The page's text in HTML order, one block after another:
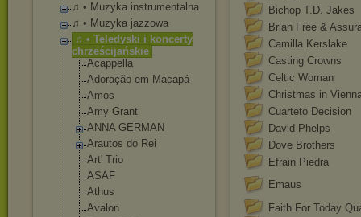
♫ • Muzyka instrumentalna
♫ • Muzyka jazzowa
♫ • Teledyski i koncerty
chrześcijańskie
Acappella
Adoração em Macapá
Amos
Amy Grant
ANNA GERMAN
Arautos do Rei
Art' Trio
ASAF
Athus
Avalon
Bichop T.D. Jakes
Brian Free &
Camilla Kerslake
Casting Crowns
Celtic Woman
Christmas in
Cuarteto Decision
David Phelps
Dove Brothers
Efrain Piedra
Emaus
Faith For Today